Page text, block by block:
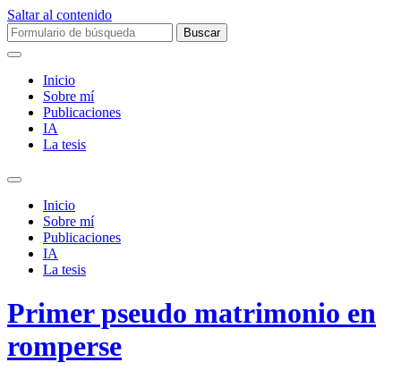
Saltar al contenido
Buscar:
Inicio
Sobre mí­
Publicaciones
IA
La tesis
Alternar
campo
búsqueda
Inicio
Sobre mí­
Publicaciones
IA
La tesis
Primer pseudo matrimonio en
romperse